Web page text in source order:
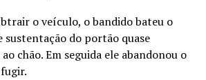
o veículo, o bandido bateu o
sustentação do portão quase
chão. Em seguida ele abandonou o